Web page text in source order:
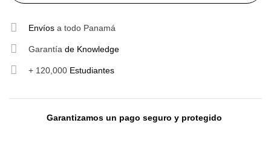
Envíos a todo Panamá
Garantía de Knowledge
+ 120,000Estudiantes
Garantizamos un pago seguro y protegido